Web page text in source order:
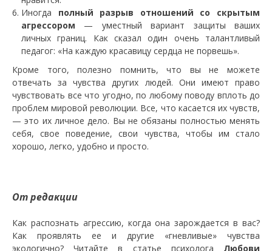
Иногда полный разрыв отношений со скрытым
агрессором — уместный вариант защиты ваших
личных границ. Как сказал один очень талантливый
педагог: «На каждую красавицу сердца не порвешь».
Кроме того, полезно помнить, что вы не можете
отвечать за чувства других людей. Они имеют право
чувствовать все что угодно, по любому поводу вплоть до
проблем мировой революции. Все, что касается их чувств,
— это их личное дело. Вы не обязаны полностью менять
себя, свое поведение, свои чувства, чтобы им стало
хорошо, легко, удобно и просто.
От редакции
Как распознать агрессию, когда она зарождается в вас?
Как проявлять ее и другие «гневливые» чувства
экологично? Читайте в статье психолога Любови